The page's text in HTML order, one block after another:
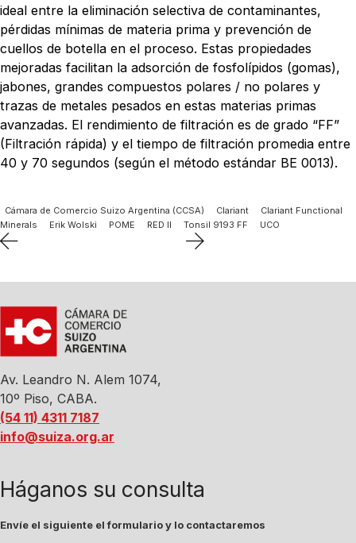
ideal entre la eliminación selectiva de contaminantes,
pérdidas mínimas de materia prima y prevención de
cuellos de botella en el proceso. Estas propiedades
mejoradas facilitan la adsorción de fosfolípidos (gomas),
jabones, grandes compuestos polares / no polares y
trazas de metales pesados ​​en estas materias primas
avanzadas. El rendimiento de filtración es de grado “FF”
(Filtración rápida) y el tiempo de filtración promedia entre
40 y 70 segundos (según el método estándar BE 0013).
Cámara de Comercio Suizo Argentina (CCSA) Clariant
Clariant Functional
Minerals
Erik Wolski POME RED II Tonsil 9193 FF UCO
Av. Leandro N. Alem 1074,
10º Piso, CABA.
(54 11) 4311 7187
info@suiza.org.ar
Háganos su consulta
Envíe el siguiente el formulario y lo contactaremos